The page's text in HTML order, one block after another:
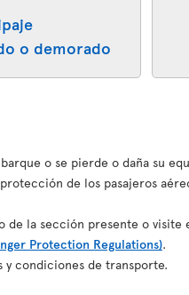
o demorado
o se pierde o daña su
de los pasajeros
la sección presente o
Protection Regulations).
condiciones de transporte.